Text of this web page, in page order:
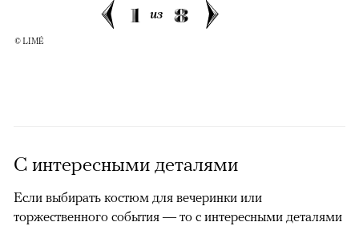
1 из 8
© LIMÉ
С интересными деталями
Если выбирать костюм для вечеринки или
торжественного события — то с интересными деталями